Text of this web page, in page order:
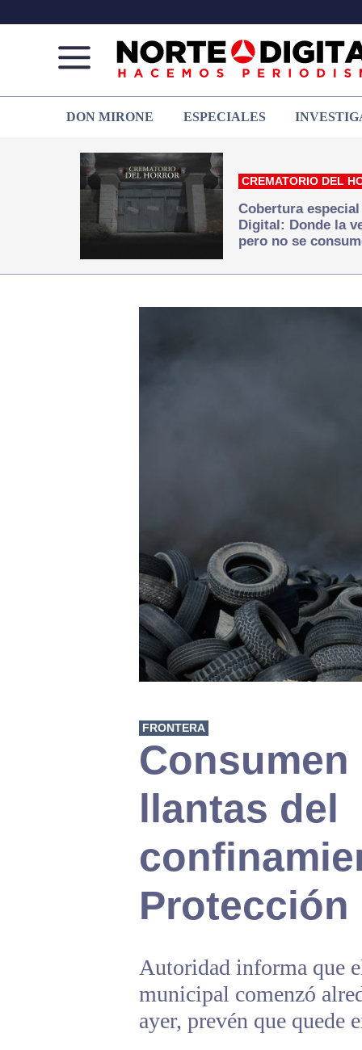
de
Juárez
que
hacemos periodismo
DON MIRONE ESPECIALES
CREMATORIO DEL
Cobertura
Digital: Donde la
pero no se
FRONTERA
Consumen
llantas del
Protección
Autoridad informa que
municipal comenzó
ayer, prevén que quede